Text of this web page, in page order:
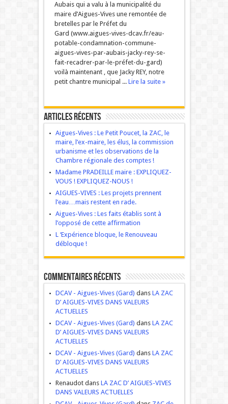
Aubais qui a valu à la municipalité du
maire d’Aigues-Vives une remontée de
bretelles par le Préfet du
Gard (www.aigues-vives-dcav.fr/eau-
potable-condamnation-commune-
aigues-vives-par-aubais-jacky-rey-se-
fait-recadrer-par-le-préfet-du-gard)
voilà maintenant , que Jacky REY, notre
petit chantre municipal ... Lire la suite »
Articles récents
Aigues-Vives : Le Petit Poucet, la ZAC, le
maire, l’ex-maire, les élus, la commission
urbanisme et les observations de la
Chambre régionale des comptes !
Madame PRADEILLE maire : EXPLIQUEZ-
VOUS ! EXPLIQUEZ-NOUS !
AIGUES-VIVES : Les projets prennent
l’eau…mais restent en rade.
Aigues-Vives : Les faits établis sont à
l’opposé de cette affirmation
L ‘Expérience bloque, le Renouveau
débloque !
Commentaires récents
DCAV - Aigues-Vives (Gard) dans LA ZAC
D’ AIGUES-VIVES DANS VALEURS
ACTUELLES
DCAV - Aigues-Vives (Gard) dans LA ZAC
D’ AIGUES-VIVES DANS VALEURS
ACTUELLES
DCAV - Aigues-Vives (Gard) dans LA ZAC
D’ AIGUES-VIVES DANS VALEURS
ACTUELLES
Renaudot dans LA ZAC D’ AIGUES-VIVES
DANS VALEURS ACTUELLES